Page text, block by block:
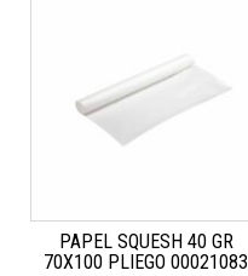
PAPEL SQUESH 40 GR
70X100 PLIEGO 00021083